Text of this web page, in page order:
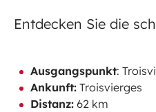
Entdecken Sie die
Ausgangspunkt:
Ankunft: Troisvierges
Distanz: 62 km